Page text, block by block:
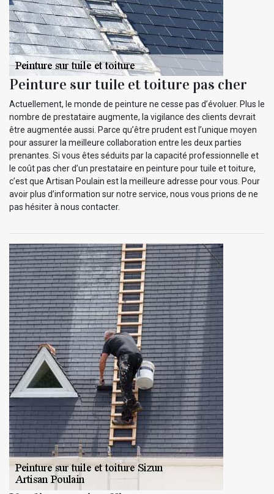
Peinture sur tuile et toiture pas cher
Actuellement, le monde de peinture ne cesse pas d’évoluer. Plus le
nombre de prestataire augmente, la vigilance des clients devrait
être augmentée aussi. Parce qu’être prudent est l’unique moyen
pour assurer la meilleure collaboration entre les deux parties
prenantes. Si vous êtes séduits par la capacité professionnelle et
le coût pas cher d’un prestataire en peinture pour tuile et toiture,
c’est que Artisan Poulain est la meilleure adresse pour vous. Pour
avoir plus d’information sur notre service, nous vous prions de ne
pas hésiter à nous contacter.